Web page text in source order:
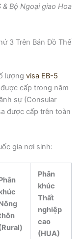
Bộ Ngoại giao Hoa
3 Trên Bản Đồ Thế
lượngvisa EB-5
cấp trong năm
sự (Consular
được cấp trên toàn
gia nơi sinh:
Phân
khúc
Thất
nghiệp
cao
(HUA)